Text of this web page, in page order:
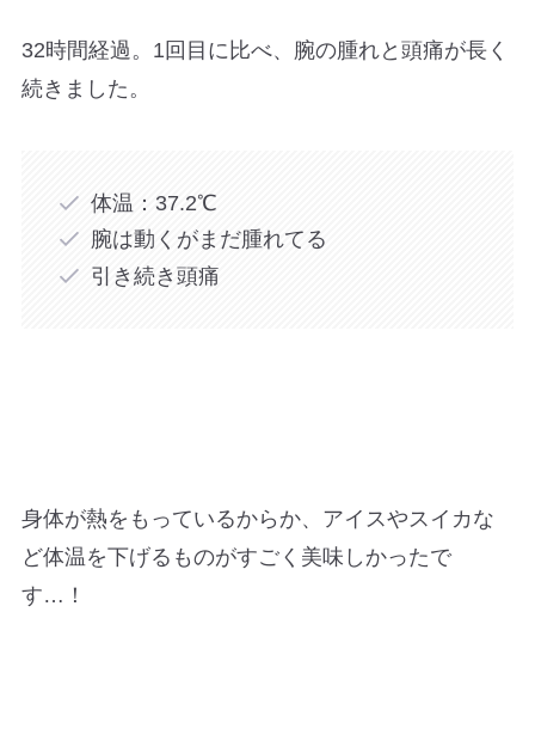
32時間経過。1回目に比べ、腕の腫れと頭痛が長く
続きました。
体温：37.2℃
腕は動くがまだ腫れてる
引き続き頭痛
身体が熱をもっているからか、アイスやスイカな
ど体温を下げるものがすごく美味しかったで
す…！